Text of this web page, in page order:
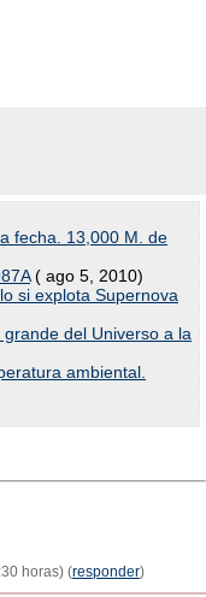
fecha. 13,000 M. de
( ago 5, 2010)
si explota Supernova
del Universo a la
ambiental.
horas) (responder)